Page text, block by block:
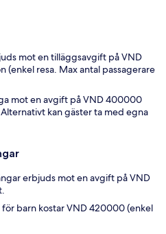
mot en tilläggsavgift på VND
resa. Max antal passagerare
mot en avgift på VND 400000
kan gäster ta med egna
erbjuds mot en avgift på VND
barn kostar VND 420000 (enkel